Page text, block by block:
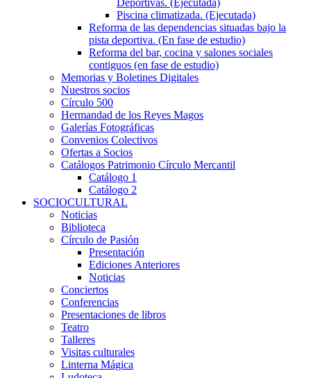
Deportivas. (Ejecutada)
Piscina climatizada. (Ejecutada)
Reforma de las dependencias situadas bajo la
pista deportiva. (En fase de estudio)
Reforma del bar, cocina y salones sociales
contiguos (en fase de estudio)
Memorias y Boletines Digitales
Nuestros socios
Círculo 500
Hermandad de los Reyes Magos
Galerías Fotográficas
Convenios Colectivos
Ofertas a Socios
Catálogos Patrimonio Círculo Mercantil
Catálogo 1
Catálogo 2
SOCIOCULTURAL
Noticias
Biblioteca
Círculo de Pasión
Presentación
Ediciones Anteriores
Noticias
Conciertos
Conferencias
Presentaciones de libros
Teatro
Talleres
Visitas culturales
Linterna Mágica